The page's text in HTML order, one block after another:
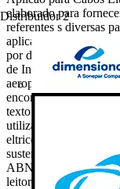
Distribuidor 2
elaborado para
referentes s diversas
aplicabilidade em
por diversos volumes.
de Infraestrutura de
aeroporturio e metro
encontrados para
texto procura
utilizando como
eltricos, tambm a
sustentveis. Este guia
ABNT NBR vigentes
leitores devero